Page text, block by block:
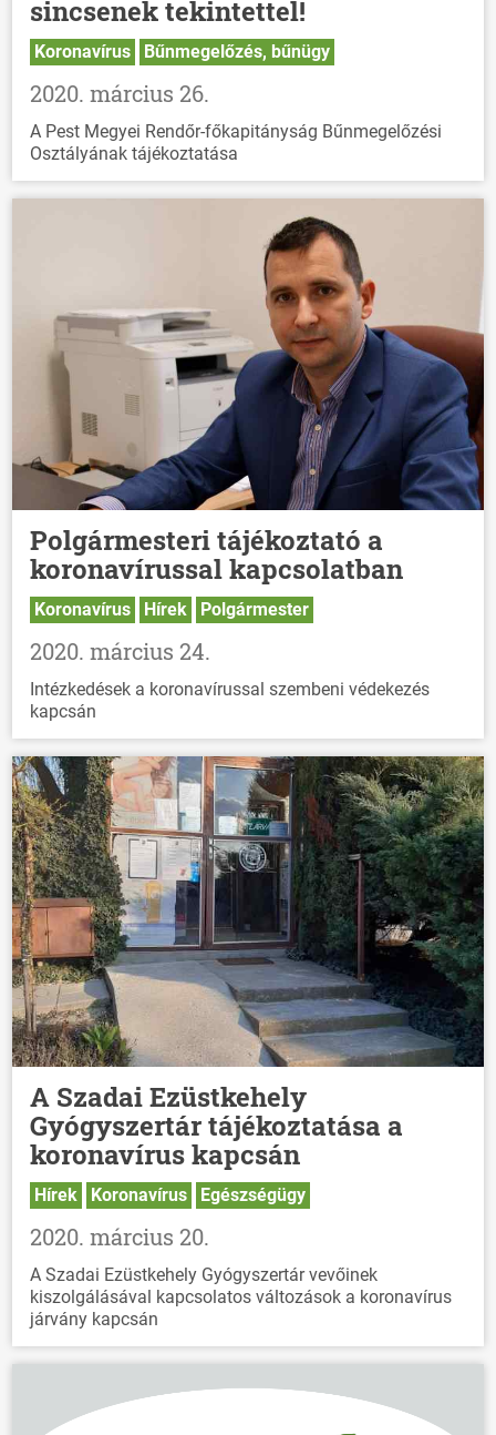
sincsenek tekintettel!
Koronavírus Bűnmegelőzés, bűnügy
2020. március 26.
A Pest Megyei Rendőr-főkapitányság Bűnmegelőzési
Osztályának tájékoztatása
Polgármesteri tájékoztató a
koronavírussal kapcsolatban
Koronavírus Hírek Polgármester
2020. március 24.
Intézkedések a koronavírussal szembeni védekezés
kapcsán
A Szadai Ezüstkehely
Gyógyszertár tájékoztatása a
koronavírus kapcsán
Hírek Koronavírus Egészségügy
2020. március 20.
A Szadai Ezüstkehely Gyógyszertár vevőinek
kiszolgálásával kapcsolatos változások a koronavírus
járvány kapcsán